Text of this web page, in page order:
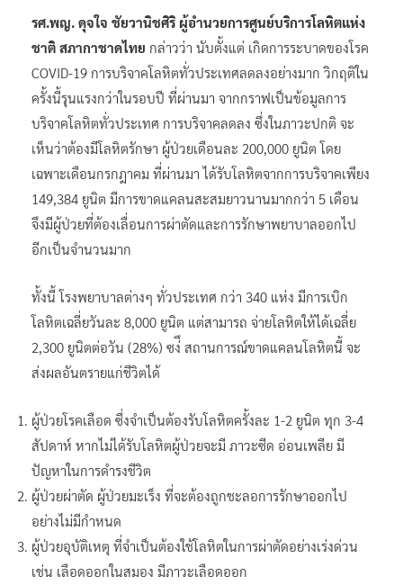
รศ.พญ. ดุจใจ ชัยวานิชศิริ ผู้อํานวยการศูนย์บริการโลหิตแห่ง
ชาติ สภากาชาดไทย กล่าวว่า นับตั้งแต่ เกิดการระบาดของโรค
COVID-19 การบริจาคโลหิตทั่วประเทศลดลงอย่างมาก วิกฤติใน
ครั้งนี้รุนแรงกว่าในรอบปี ที่ผ่านมา จากกราฟเป็นข้อมูลการ
บริจาคโลหิตทั่วประเทศ การบริจาคลดลง ซึ่งในภาวะปกติ จะ
เห็นว่าต้องมีโลหิตรักษา ผู้ป่วยเดือนละ 200,000 ยูนิต โดย
เฉพาะเดือนกรกฎาคม ที่ผ่านมา ได้รับโลหิตจากการบริจาคเพียง
149,384 ยูนิต มีการขาดแคลนสะสมยาวนานมากกว่า 5 เดือน
จึงมีผู้ป่วยที่ต้องเลื่อนการผ่าตัดและการรักษาพยาบาลออกไป
อีกเป็นจํานวนมาก
ทั้งนี้ โรงพยาบาลต่างๆ ทั่วประเทศ กว่า 340 แห่ง มีการเบิก
โลหิตเฉลี่ยวันละ 8,000 ยูนิต แต่สามารถ จ่ายโลหิตให้ได้เฉลี่ย
2,300 ยูนิตต่อวัน (28%) ซง่ึ สถานการณ์ขาดแคลนโลหิตนี้ จะ
ส่งผลอันตรายแก่ชีวิตได้
ผู้ป่วยโรคเลือด ซึ่งจําเป็นต้องรับโลหิตครั้งละ 1-2 ยูนิต ทุก 3-4
สัปดาห์ หากไม่ได้รับโลหิตผู้ป่วยจะมี ภาวะซีด อ่อนเพลีย มี
ปัญหาในการดํารงชีวิต
ผู้ป่วยผ่าตัด ผู้ป่วยมะเร็ง ที่จะต้องถูกชะลอการรักษาออกไป
อย่างไม่มีกําหนด
ผู้ป่วยอุบัติเหตุ ที่จําเป็นต้องใช้โลหิตในการผ่าตัดอย่างเร่งด่วน
เช่น เลือดออกในสมอง มีภาวะเลือดออก